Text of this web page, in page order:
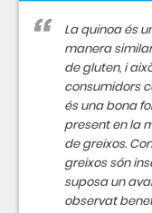
La quinoa és
manera
de gluten, i
consumidors
és una bona
present en la
de greixos.
greixos són
suposa un
observat